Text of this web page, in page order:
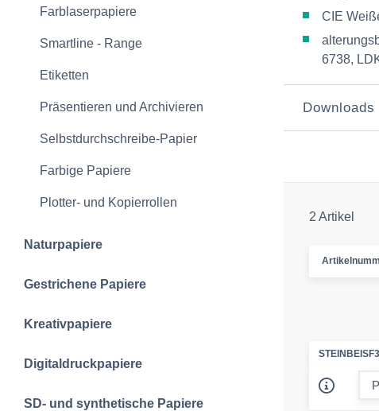
Farblaserpapiere
Smartline - Range
Etiketten
Präsentieren und Archivieren
Selbstdurchschreibe-Papier
Farbige Papiere
Plotter- und Kopierrollen
Naturpapiere
Gestrichene Papiere
Kreativpapiere
Digitaldruckpapiere
SD- und synthetische Papiere
CIE
6738,
Downloads
2 Artikel